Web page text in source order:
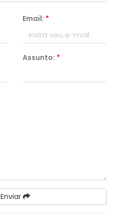
Email: *
Assunto: *
Enviar